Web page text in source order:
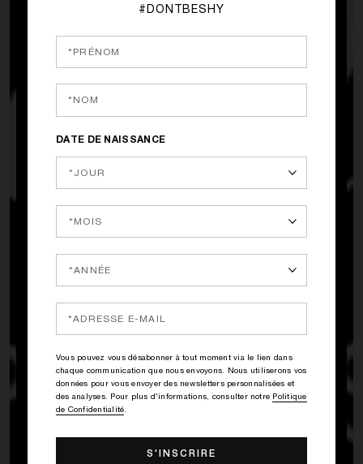
#DONTBESHY
DATE DE NAISSANCE
Vous pouvez vous désabonner à tout moment via le lien dans
chaque communication que nous envoyons. Nous utiliserons vos
données pour vous envoyer des newsletters personnalisées et
des analyses. Pour plus d'informations, consulter notre Politique
de Confidentialité.